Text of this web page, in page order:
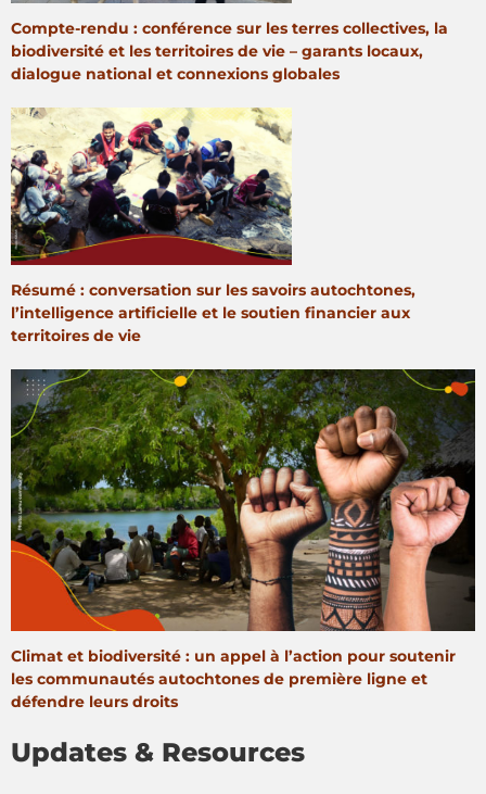
Compte-rendu : conférence sur les terres collectives, la
biodiversité et les territoires de vie – garants locaux,
dialogue national et connexions globales
Résumé : conversation sur les savoirs autochtones,
l’intelligence artificielle et le soutien financier aux
territoires de vie
Climat et biodiversité : un appel à l’action pour soutenir
les communautés autochtones de première ligne et
défendre leurs droits
Updates & Resources